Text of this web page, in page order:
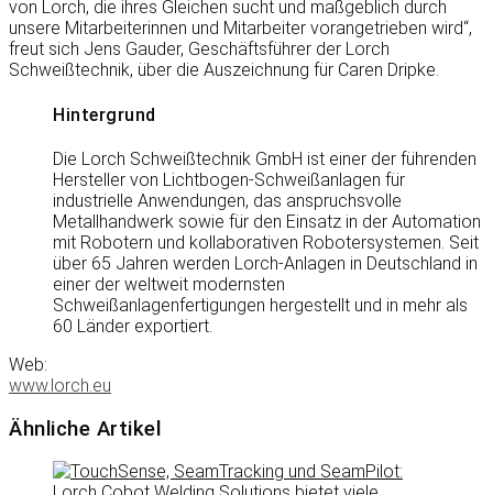
von Lorch, die ihres Gleichen sucht und maßgeblich durch
unsere Mitarbeiterinnen und Mitarbeiter vorangetrieben wird“,
freut sich Jens Gauder, Geschäftsführer der Lorch
Schweißtechnik, über die Auszeichnung für Caren Dripke.
Hintergrund
Die Lorch Schweißtechnik GmbH ist einer der führenden
Hersteller von Lichtbogen-Schweißanlagen für
industrielle Anwendungen, das anspruchsvolle
Metallhandwerk sowie für den Einsatz in der Automation
mit Robotern und kollaborativen Robotersystemen. Seit
über 65 Jahren werden Lorch-Anlagen in Deutschland in
einer der weltweit modernsten
Schweißanlagenfertigungen hergestellt und in mehr als
60 Länder exportiert.
Web:
www.lorch.eu
Ähnliche Artikel